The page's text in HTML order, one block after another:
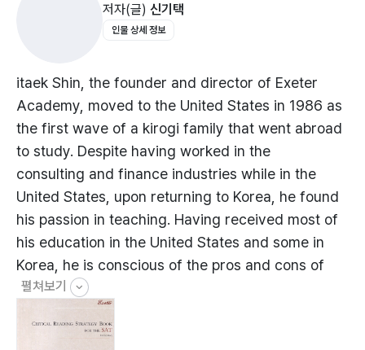
저자(글) 신기택
인물 상세 정보
itaek Shin, the founder and director of Exeter
Academy, moved to the United States in 1986 as
the first wave of a kirogi family that went abroad
to study. Despite having worked in the
consulting and finance industries while in the
United States, upon returning to Korea, he found
his passion in teaching. Having received most of
his education in the United States and some in
Korea, he is conscious of the pros and cons of
both styles of education. Thus, rather than
founding an academy that only focuses on test
prep, he has established one that places equal
펼쳐보기